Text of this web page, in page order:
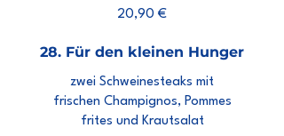
20,90 €
28. Für den kleinen Hunger
zwei Schweinesteaks mit
frischen Champignos, Pommes
frites und Krautsalat